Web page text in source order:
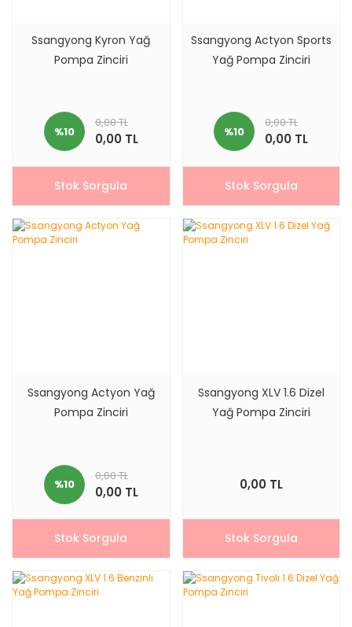
Ssangyong Kyron Yağ
Pompa Zinciri
%10
0,00 TL
0,00 TL
Stok Sorgula
Ssangyong Actyon Sports
Yağ Pompa Zinciri
%10
0,00 TL
0,00 TL
Stok Sorgula
Ssangyong Actyon Yağ
Pompa Zinciri
%10
0,00 TL
0,00 TL
Stok Sorgula
Ssangyong XLV 1.6 Dizel
Yağ Pompa Zinciri
0,00 TL
Stok Sorgula